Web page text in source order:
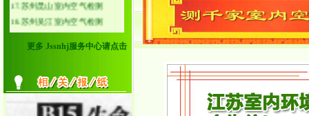
19.无锡江阴室内空气检测
20.无锡宜兴室内空气检测
22.常州溧阳室内空气检测
24.南京高淳室内空气检测
25.泰州泰兴室内空气检测
26.泰州姜堰室内空气检测
更多 Jssnhj服务中心请点击